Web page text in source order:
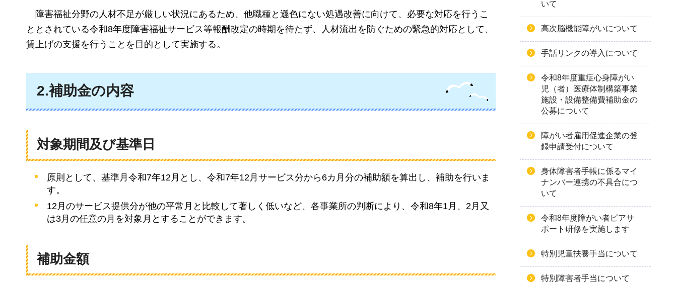
障害福祉分野の人材不足が厳しい状況にあるため、他職種と遜色にない処遇改善に向けて、必要な対応を行うこ
ととされている令和8年度障害福祉サービス等報酬改定の時期を待たず、人材流出を防ぐための緊急的対応として、
賃上げの支援を行うことを目的として実施する。
2.補助金の内容
対象期間及び基準日
原則として、基準月令和7年12月とし、令和7年12月サービス分から6カ月分の補助額を算出し、補助を行いま
す。
12月のサービス提供分が他の平常月と比較して著しく低いなど、各事業所の判断により、令和8年1月、2月又
は3月の任意の月を対象月とすることができます。
補助金額
いて
高次脳機能障がいについて
手話リンクの導入について
令和8年度重症心身障がい
児（者）医療体制構築事業
施設・設備整備費補助金の
公募について
障がい者雇用促進企業の登
録申請受付について
身体障害者手帳に係るマイ
ナンバー連携の不具合につ
いて
令和8年度障がい者ピアサ
ポート研修を実施します
特別児童扶養手当について
特別障害者手当について